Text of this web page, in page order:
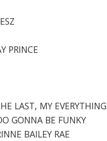
PRINCE
LAST, MY EVERYTHING
GONNA BE FUNKY
BAILEY RAE